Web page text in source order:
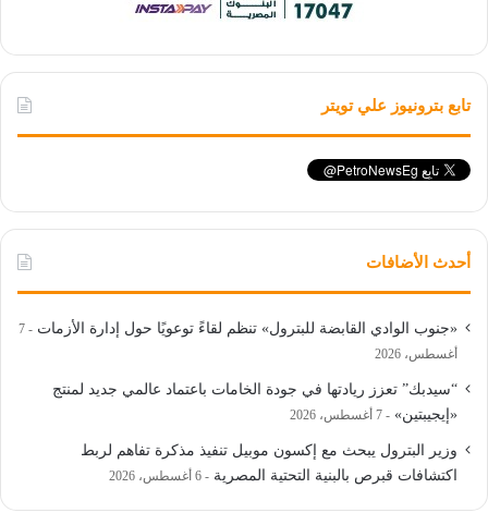
تابع بترونيوز علي تويتر
أحدث الأضافات
«جنوب الوادي القابضة للبترول» تنظم لقاءً توعويًا حول إدارة الأزمات
7
أغسطس، 2026
“سيدبك” تعزز ريادتها في جودة الخامات باعتماد عالمي جديد لمنتج
«إيجيبتين»
7 أغسطس، 2026
وزير البترول يبحث مع إكسون موبيل تنفيذ مذكرة تفاهم لربط
اكتشافات قبرص بالبنية التحتية المصرية
6 أغسطس، 2026